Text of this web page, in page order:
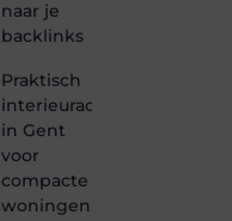
naar je
backlinks
Praktisch
interieuradvies
in Gent
voor
compacte
woningen